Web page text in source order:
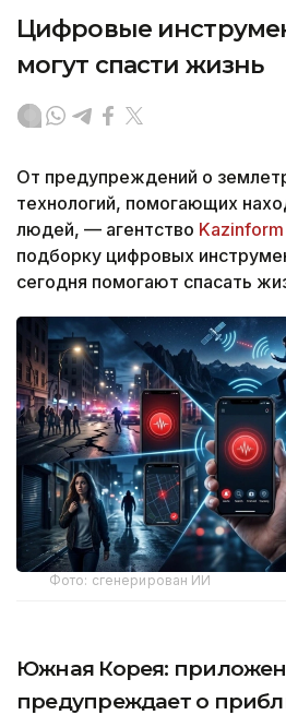
Цифровые
могут спасти жизнь
От предупреждений о
технологий, помогающих
людей, — агентство Kazinform
подборку цифровых
сегодня помогают спасать
Фото: сгенерирован ИИ
Южная Корея:
предупреждает о